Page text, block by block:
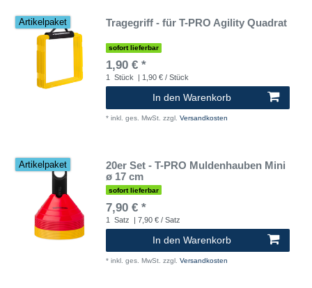
Artikelpaket Tragegriff - für T-PRO Agility Quadrat
sofort lieferbar
1,90 € *
1 Stück | 1,90 € / Stück
In den Warenkorb
* inkl. ges. MwSt. zzgl. Versandkosten
Artikelpaket
20er Set - T-PRO Muldenhauben Mini
ø 17 cm
sofort lieferbar
7,90 € *
1 Satz | 7,90 € / Satz
In den Warenkorb
* inkl. ges. MwSt. zzgl. Versandkosten